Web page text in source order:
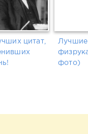
цитат,
Лучшие
фото)